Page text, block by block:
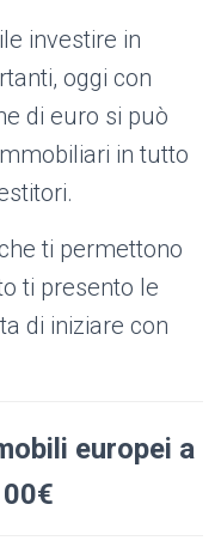
investire in
oggi con
di euro si può
in tutto
ti permettono
ti presento le
di iniziare con
europei a